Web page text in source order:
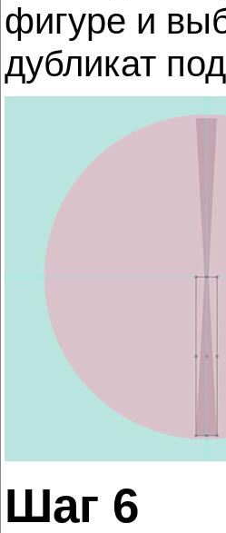
фигуре и
дубликат
Шаг 6